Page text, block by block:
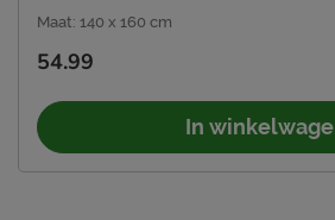
Maat: 140 x 160 cm
54.99
In